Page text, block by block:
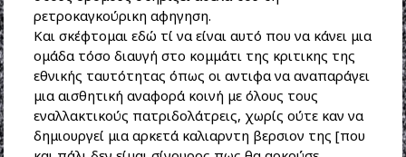
ρετροκαγκούρικη αφηγηση.
Και σκέφτομαι εδώ τί να είναι αυτό που να κάνει μια
ομάδα τόσο διαυγή στο κομμάτι της κριτικης της
εθνικής ταυτότητας όπως οι αντιφα να αναπαράγει
μια αισθητική αναφορά κοινή με όλους τους
εναλλακτικούς πατριδολάτρεις, χωρίς ούτε καν να
δημιουργεί μια αρκετά καλιαρντη βερσιον της [που